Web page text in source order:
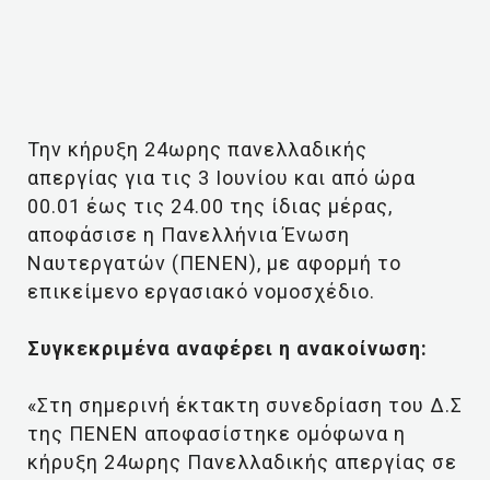
Την κήρυξη 24ωρης πανελλαδικής
απεργίας για τις 3 Ιουνίου και από ώρα
00.01 έως τις 24.00 της ίδιας μέρας,
αποφάσισε η Πανελλήνια Ένωση
Ναυτεργατών (ΠΕΝΕΝ), με αφορμή το
επικείμενο εργασιακό νομοσχέδιο.
Συγκεκριμένα αναφέρει η ανακοίνωση:
«Στη σημερινή έκτακτη συνεδρίαση του Δ.Σ
της ΠΕΝΕΝ αποφασίστηκε ομόφωνα η
κήρυξη 24ωρης Πανελλαδικής απεργίας σε